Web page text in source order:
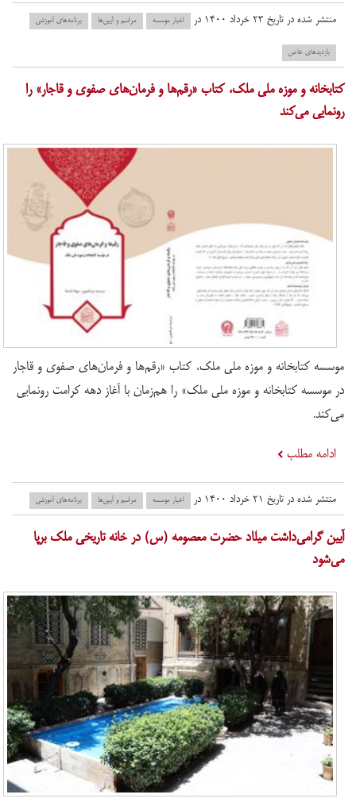
منتشر شده در تاریخ ۲۳ خرداد ۱۴۰۰ در اخبار موسسه مراسم و آیین‌ها برنامه‌های آموزشی
بازدید‌های خاص
کتابخانه و موزه ملی ملک، کتاب «رقم‌ها و فرمان‌های صفوی و قاجار» را
رونمایی می‌کند
موسسه کتابخانه و موزه ملی ملک، کتاب «رقم‌ها و فرمان‌های صفوی و قاجار
در موسسه کتابخانه و موزه ملی ملک» را هم‌زمان با آغاز دهه کرامت رونمایی
می‌کند.
ادامه مطلب
منتشر شده در تاریخ ۲۱ خرداد ۱۴۰۰ در اخبار موسسه مراسم و آیین‌ها برنامه‌های آموزشی
آیین گرامی‌داشت میلاد حضرت معصومه (س) در خانه تاریخی ملک برپا
می‌شود